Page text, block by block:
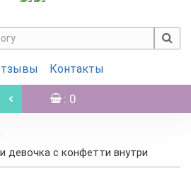
Контакты
: 0
девочка с конфетти внутри